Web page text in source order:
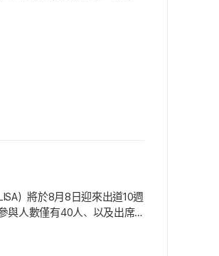
）將於8月8日迎來出道10週
與人數僅有40人、以及出席